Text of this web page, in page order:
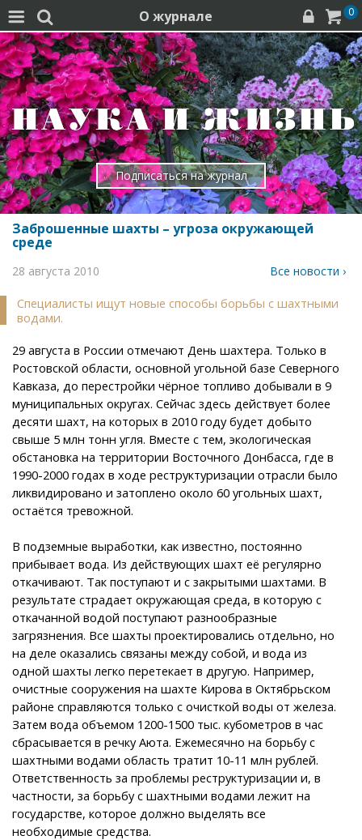
  О журнале   0
Подписаться на журнал
Заброшенные шахты – угроза окружающей
среде
28 августа 2010 Все новости ›
Специалисты ищут новые способы борьбы с шахтными
водами.
29 августа в России отмечают День шахтера. Только в
Ростовской области, основной угольной базе Северного
Кавказа, до перестройки чёрное топливо добывали в 9
муниципальных округах. Сейчас здесь действует более
десяти шахт, на которых в 2010 году будет добыто
свыше 5 млн тонн угля. Вместе с тем, экологическая
обстановка на территории Восточного Донбасса, где в
1990-2000 годах в ходе реструктуризации отрасли было
ликвидировано и затоплено около 60 угольных шахт,
остаётся тревожной.
В подземные выработки, как известно, постоянно
прибывает вода. Из действующих шахт её регулярно
откачивают. Так поступают и с закрытыми шахтами. В
результате страдает окружающая среда, в которую с
откачанной водой поступают разнообразные
загрязнения. Все шахты проектировались отдельно, но
на деле оказались связаны между собой, и вода из
одной шахты легко перетекает в другую. Например,
очистные сооружения на шахте Кирова в Октябрьском
районе справляются только с очисткой воды от железа.
Затем вода объемом 1200-1500 тыс. кубометров в час
сбрасывается в речку Аюта. Ежемесячно на борьбу с
шахтными водами область тратит 10-11 млн рублей.
Ответственность за проблемы реструктуризации и, в
частности, за борьбу с шахтными водами лежит на
государстве, которое должно выделять все
необходимые средства.